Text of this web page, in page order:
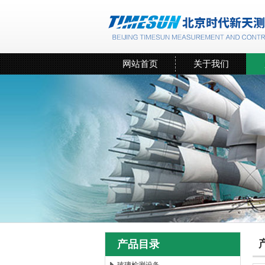
网站首页 关于我们
产品目录